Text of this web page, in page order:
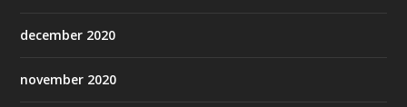
december 2020
november 2020